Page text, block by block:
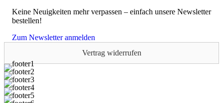
Keine Neuigkeiten mehr verpassen – einfach unsere Newsletter
bestellen!
Zum Newsletter anmelden
Vertrag widerrufen